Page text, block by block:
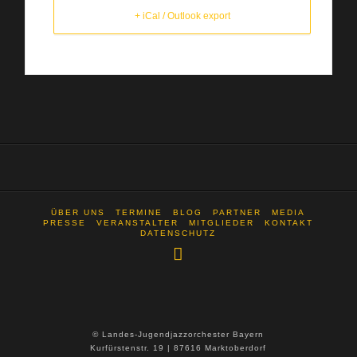
+ iCal / Outlook export
ÜBER UNS TERMINE BLOG PARTNER
MEDIA
PRESSE
VERANSTALTER MITGLIEDER
KONTAKT
DATENSCHUTZ
© Landes-Jugendjazzorchester Bayern
Kurfürstenstr. 19 | 87616 Marktoberdorf